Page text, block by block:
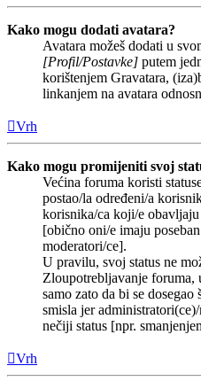
Kako mogu dodati avatara?
Avatara možeš dodati u
[Profil/Postavke] putem
korištenjem Gravatara,
linkanjem na avatara
Vrh
Kako mogu promijeniti svoj
Većina foruma koristi
postao/la određeni/a
korisnika/ca koji/e
[obično oni/e imaju
moderatori/ce].
U pravilu, svoj status ne
Zloupotrebljavanje foruma,
samo zato da bi se
smisla jer
nečiji status [npr.
Vrh